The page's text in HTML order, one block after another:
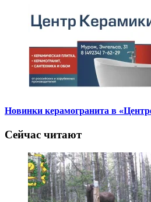
Новинки керамогранита в
Сейчас читают